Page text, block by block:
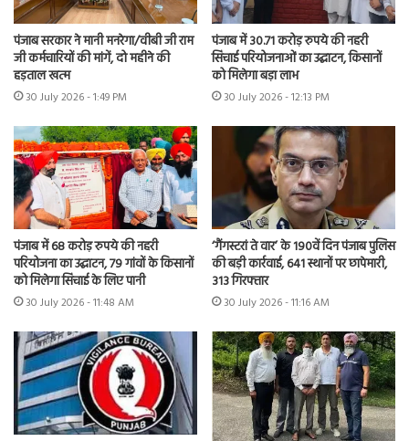
पंजाब सरकार ने मानी मनरेगा/वीबी जी राम
जी कर्मचारियों की मांगें, दो महीने की
हड़ताल खत्म
30 July 2026 - 1:49 PM
पंजाब में 30.71 करोड़ रुपये की नहरी
सिंचाई परियोजनाओं का उद्घाटन, किसानों
को मिलेगा बड़ा लाभ
30 July 2026 - 12:13 PM
पंजाब में 68 करोड़ रुपये की नहरी
परियोजना का उद्घाटन, 79 गांवों के किसानों
को मिलेगा सिंचाई के लिए पानी
30 July 2026 - 11:48 AM
‘गैंगस्टरां ते वार’ के 190वें दिन पंजाब पुलिस
की बड़ी कार्रवाई, 641 स्थानों पर छापेमारी,
313 गिरफ्तार
30 July 2026 - 11:16 AM